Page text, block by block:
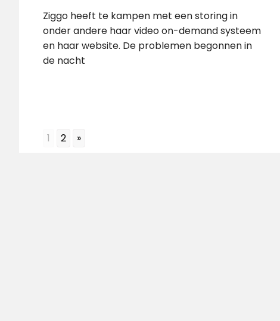
Ziggo heeft te kampen met een storing in
onder andere haar video on-demand systeem
en haar website. De problemen begonnen in
de nacht
1 2 »